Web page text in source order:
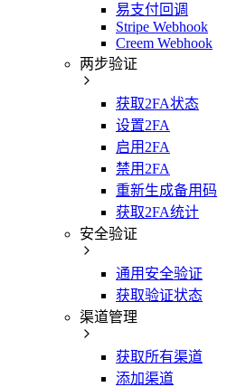
易支付回调
Stripe Webhook
Creem Webhook
两步验证
获取2FA状态
设置2FA
启用2FA
禁用2FA
重新生成备用码
获取2FA统计
安全验证
通用安全验证
获取验证状态
渠道管理
获取所有渠道
添加渠道